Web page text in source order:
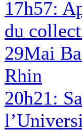
17h57:
du
29Mai
Rhin
20h21: